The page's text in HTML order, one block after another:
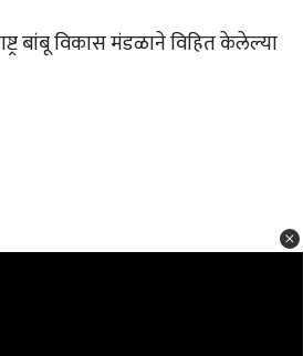
बांबू विकास मंडळाने विहित केलेल्या